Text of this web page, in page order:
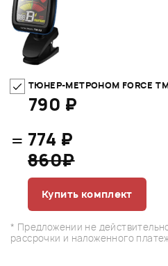
ТЮНЕР-МЕТРОНОМ FORCE
790 ₽
= 774 ₽
860₽
Купить комплект
* Предложении не
рассрочки и наложенного